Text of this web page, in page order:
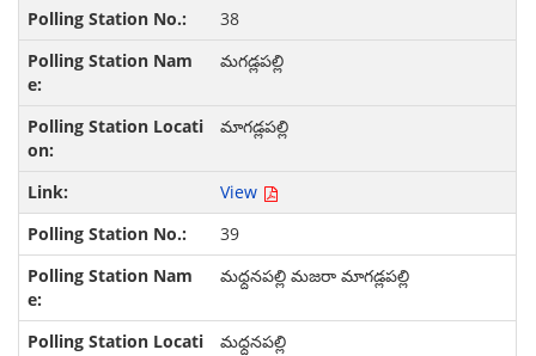
38
మగడ్లపల్లి
మాగడ్లపల్లి
View
39
మధ్దనపల్లి మజరా మాగడ్లపల్లి
మధ్దనపల్లి